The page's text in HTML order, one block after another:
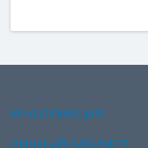
ИНФОРМАЦИЯ
ЛИЧНЫЙ КАБИНЕТ